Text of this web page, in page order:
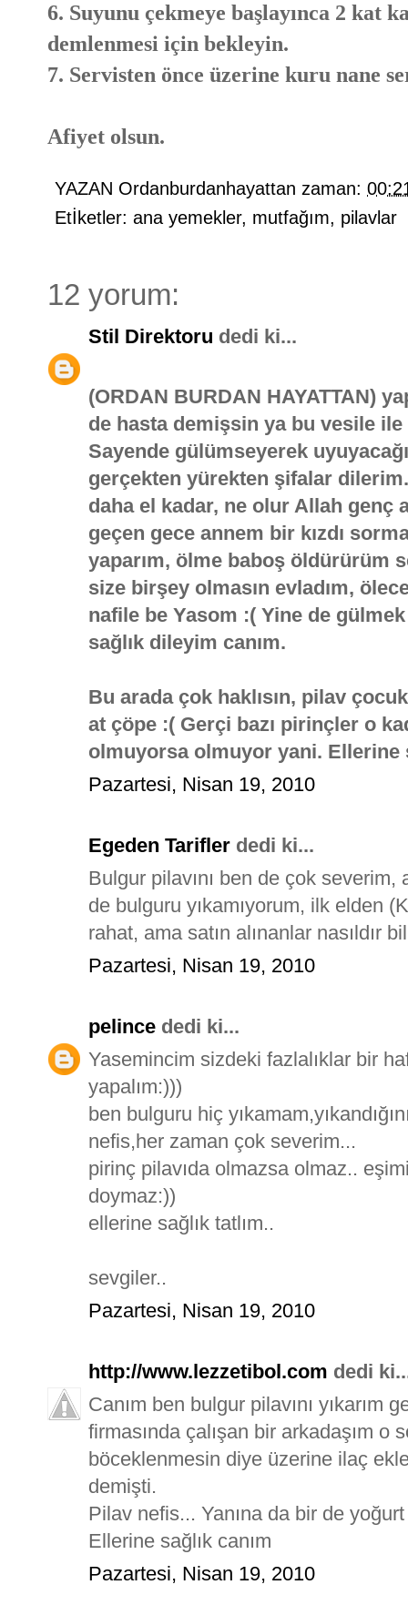
6. Suyunu çekmeye başlayınca 2 kat
demlenmesi için bekleyin.
7. Servisten önce üzerine kuru nane
Afiyet olsun.
YAZAN Ordanburdanhayattan zaman:
Etİketler: ana yemekler, mutfağım, pilavlar
12 yorum:
Stil Direktoru dedi ki...
(ORDAN BURDAN HAYATTAN)
de hasta demişsin ya bu vesile
Sayende gülümseyerek
gerçekten yürekten şifalar
daha el kadar, ne olur Allah genç
geçen gece annem bir kızdı
yaparım, ölme baboş öldürürüm
size birşey olmasın evladım,
nafile be Yasom :( Yine de
sağlık dileyim canım.
Bu arada çok haklısın, pilav
at çöpe :( Gerçi bazı pirinçler o
olmuyorsa olmuyor yani. Ellerine
Pazartesi, Nisan 19, 2010
Egeden Tarifler dedi ki...
Bulgur pilavını ben de çok
de bulguru yıkamıyorum, ilk elden
rahat, ama satın alınanlar nasıldır
Pazartesi, Nisan 19, 2010
pelince dedi ki...
Yasemincim sizdeki fazlalıklar bir
yapalım:)))
ben bulguru hiç
nefis,her zaman çok severim...
pirinç pilavıda olmazsa olmaz..
doymaz:))
ellerine sağlık tatlım..
sevgiler..
Pazartesi, Nisan 19, 2010
http://www.lezzetibol.com dedi
Canım ben bulgur pilavını
firmasında çalışan bir arkadaşım
böceklenmesin diye üzerine ilaç
demişti.
Pilav nefis... Yanına da bir de yoğurt
Ellerine sağlık canım
Pazartesi, Nisan 19, 2010